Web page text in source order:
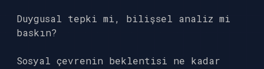
Duygusal tepki mi, bilişsel analiz mi
baskın?
Sosyal çevrenin beklentisi ne kadar